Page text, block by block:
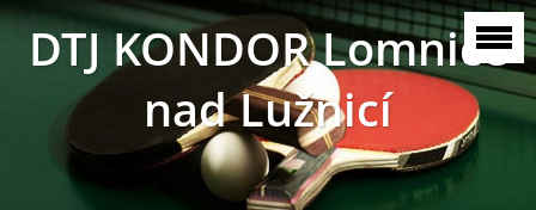
DTJ KONDOR Lomnice
nad Lužnicí